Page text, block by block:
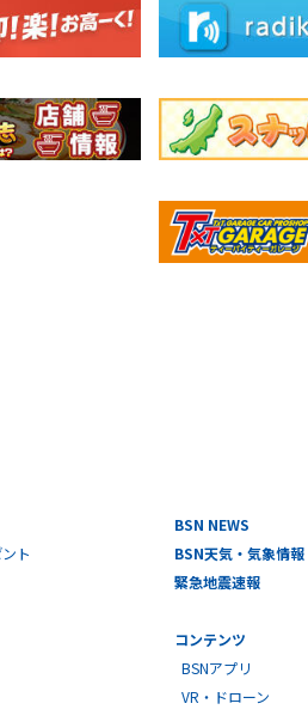
ト
BSN NEWS
BSN天気・気象情報
緊急地震速報
コンテンツ
BSNアプリ
VR・ドローン